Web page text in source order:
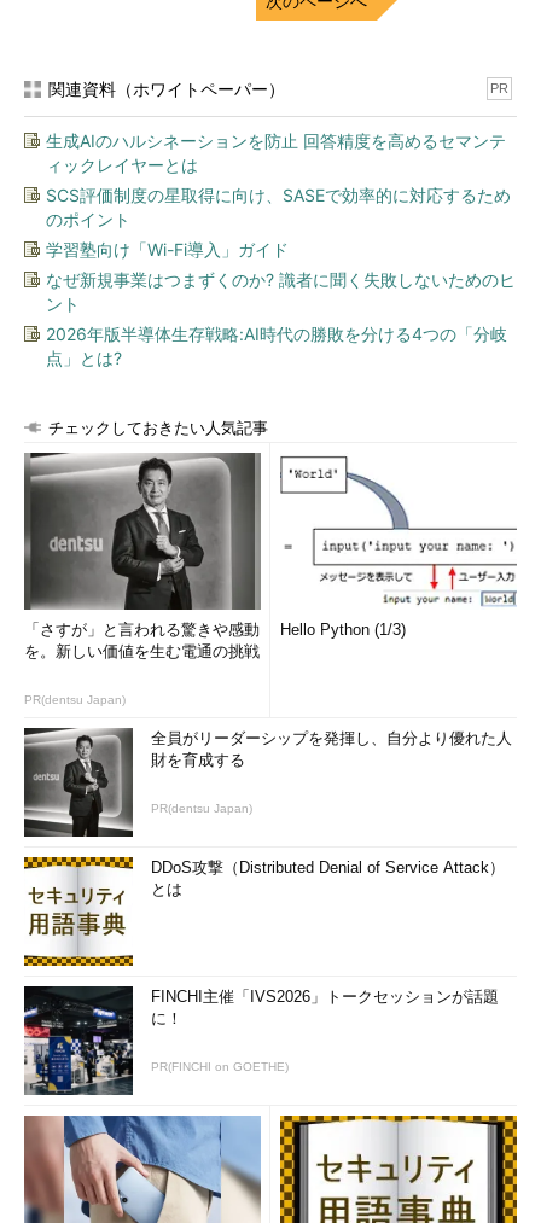
関連資料（ホワイトペーパー） PR
生成AIのハルシネーションを防止 回答精度を高めるセマンテ
ィックレイヤーとは
SCS評価制度の星取得に向け、SASEで効率的に対応するため
のポイント
学習塾向け「Wi-Fi導入」ガイド
なぜ新規事業はつまずくのか? 識者に聞く失敗しないためのヒ
ント
2026年版半導体生存戦略:AI時代の勝敗を分ける4つの「分岐
点」とは?
チェックしておきたい人気記事
「さすが」と言われる驚きや感動
を。新しい価値を生む電通の挑戦
PR(dentsu Japan)
Hello Python (1/3)
全員がリーダーシップを発揮し、自分より優れた人
財を育成する
PR(dentsu Japan)
DDoS攻撃（Distributed Denial of Service Attack）
とは
FINCHI主催「IVS2026」トークセッションが話題
に！
PR(FINCHI on GOETHE)